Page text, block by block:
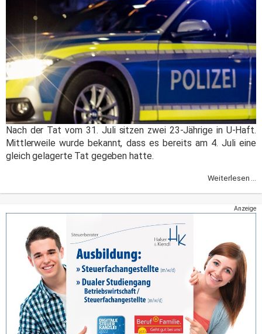
Nach der Tat vom 31. Juli sitzen zwei 23-Jährige in U-Haft.
Mittlerweile wurde bekannt, dass es bereits am 4. Juli eine
gleich gelagerte Tat gegeben hatte.
Weiterlesen ...
Anzeige